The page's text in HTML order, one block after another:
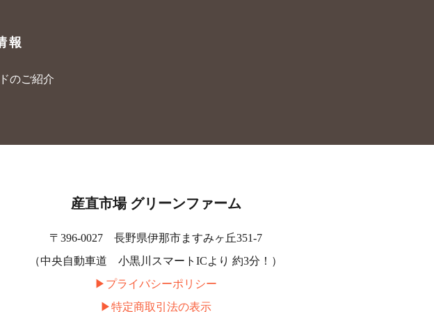
報
のご紹介
産直市場 グリーンファーム
〒396-0027 長野県伊那市ますみヶ丘351-7
（中央自動車道 小黒川スマートICより 約3分！）
▶︎プライバシーポリシー
▶︎特定商取引法の表示